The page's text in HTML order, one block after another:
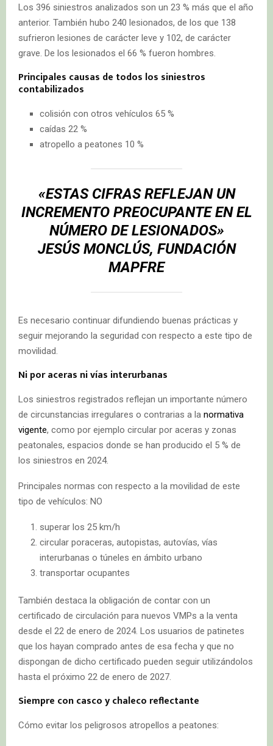
Los 396 siniestros analizados son un 23 % más que el año
anterior. También hubo 240 lesionados, de los que 138
sufrieron lesiones de carácter leve y 102, de carácter
grave. De los lesionados el 66 % fueron hombres.
Principales causas de todos los siniestros
contabilizados
colisión con otros vehículos 65 %
caídas 22 %
atropello a peatones 10 %
«ESTAS CIFRAS REFLEJAN UN
INCREMENTO PREOCUPANTE EN EL
NÚMERO DE LESIONADOS»
JESÚS MONCLÚS, FUNDACIÓN
MAPFRE
Es necesario continuar difundiendo buenas prácticas y
seguir mejorando la seguridad con respecto a este tipo de
movilidad.
Ni por aceras ni vías interurbanas
Los siniestros registrados reflejan un importante número
de circunstancias irregulares o contrarias a la normativa
vigente, como por ejemplo circular por aceras y zonas
peatonales, espacios donde se han producido el 5 % de
los siniestros en 2024.
Principales normas con respecto a la movilidad de este
tipo de vehículos: NO
superar los 25 km/h
circular poraceras, autopistas, autovías, vías
interurbanas o túneles en ámbito urbano
transportar ocupantes
También destaca la obligación de contar con un
certificado de circulación para nuevos VMPs a la venta
desde el 22 de enero de 2024. Los usuarios de patinetes
que los hayan comprado antes de esa fecha y que no
dispongan de dicho certificado pueden seguir utilizándolos
hasta el próximo 22 de enero de 2027.
Siempre con casco y chaleco reflectante
Cómo evitar los peligrosos atropellos a peatones: